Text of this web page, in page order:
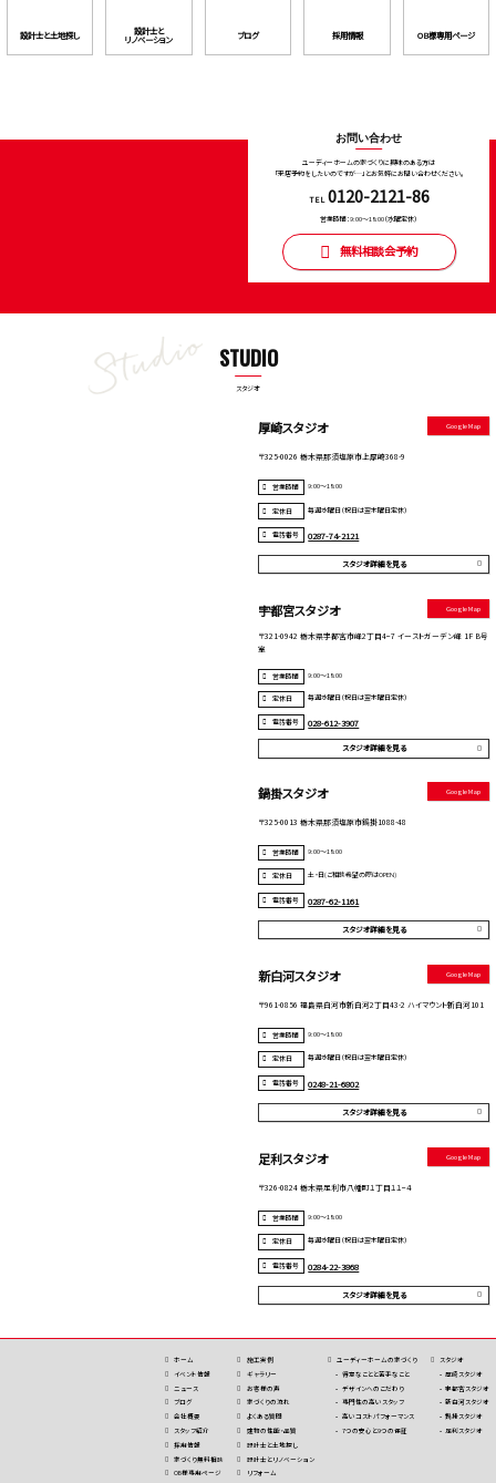
設計⼠と⼟地探し 設計士と
リノベーション ブログ 採用情報 OB様専用ページ
お問い合わせ
ユーディーホームの家づくりに興味のある⽅は
「来店予約をしたいのですが…」とお気軽にお問い合わせください。
TEL 0120-2121-86
営業時間：9:00〜18:00（⽔曜定休）
無料相談会予約
STUDIO
スタジオ
厚崎スタジオ Google Map
〒325-0026 栃木県那須塩原市上厚崎368-9
営業時間 9:00～18:00
定休日 毎週水曜日（祝日は翌木曜日定休）
電話番号 0287-74-2121
スタジオ詳細を見る
宇都宮スタジオ Google Map
〒321-0942 栃木県宇都宮市峰2丁目4−7 イーストガーデン峰 1F B号
室
営業時間 9:00～18:00
定休日 毎週水曜日（祝日は翌木曜日定休）
電話番号 028-612-3907
スタジオ詳細を見る
鍋掛スタジオ Google Map
〒325-0013 栃木県那須塩原市鍋掛1088-48
営業時間 9:00～18:00
定休日 土・日(ご相談希望の際はOPEN)
電話番号 0287-62-1161
スタジオ詳細を見る
新白河スタジオ Google Map
〒961-0856 福島県白河市新白河2丁目43-2 ハイマウント新白河101
営業時間 9:00～18:00
定休日 毎週水曜日（祝日は翌木曜日定休）
電話番号 0248-21-6802
スタジオ詳細を見る
足利スタジオ Google Map
〒326-0824 栃木県足利市八幡町１丁目１１−４
営業時間 9:00～18:00
定休日 毎週水曜日（祝日は翌木曜日定休）
電話番号 0284-22-3868
スタジオ詳細を見る
ホーム
イベント情報
ニュース
ブログ
会社概要
スタッフ紹介
採用情報
家づくり無料相談
OB様専用ページ
施⼯実例
ギャラリー
お客様の声
家づくりの流れ
よくある質問
建物の性能・品質
設計士と土地探し
設計士とリノベーション
リフォーム
ユーディーホームの家づくり
得意なことと苦手なこと
デザインへのこだわり
専⾨性の高いスタッフ
高いコストパフォーマンス
7つの安⼼と9つの保証
スタジオ
厚崎スタジオ
宇都宮スタジオ
新白河スタジオ
鍋掛スタジオ
足利スタジオ